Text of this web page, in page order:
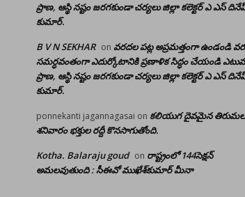
ప్రాణ, ఆస్థి నష్టం జరగకుండా చర్యలు జిల్లా కలెక్టర్ ఎ ఎస్
కుమార్.
B V N SEKHAR on వరదల పట్ల అప్రమత్తంగా ఉండండి
సమర్ధవంతంగా ఎదుర్కోటానికి ప్రణాళిక సిద్ధం చేయండి
ప్రాణ, ఆస్థి నష్టం జరగకుండా చర్యలు జిల్లా కలెక్టర్ ఎ ఎస్
కుమార్.
ponnekanti jagannagasai on కలియుగ దైవమైన
శనివారం భక్తుల రద్దీ కొనసాగుతోంది.
Kotha. Balaraju goud on రాష్ట్రంలో 144సెక్షన్
అమలవుతుంది : సీఈవో ముఖేశ్‌కుమార్‌ మీనా